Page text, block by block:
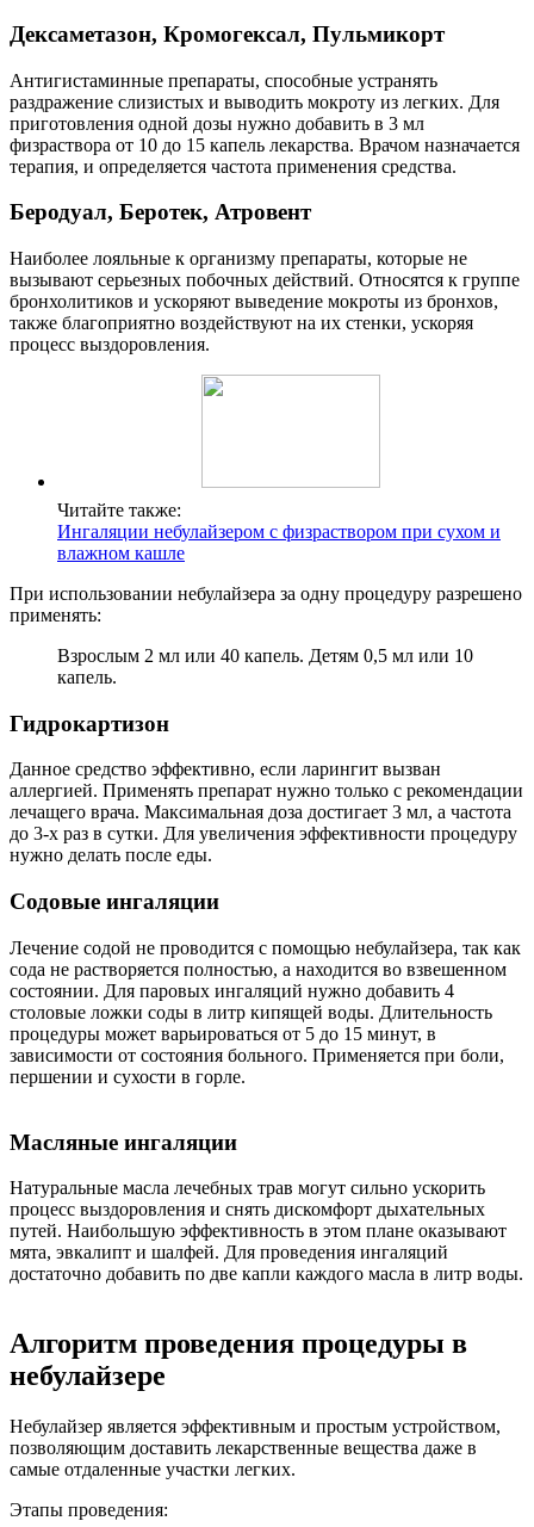
Дексаметазон, Кромогексал, Пульмикорт
Антигистаминные препараты, способные устранять
раздражение слизистых и выводить мокроту из легких. Для
приготовления одной дозы нужно добавить в 3 мл
физраствора от 10 до 15 капель лекарства. Врачом назначается
терапия, и определяется частота применения средства.
Беродуал, Беротек, Атровент
Наиболее лояльные к организму препараты, которые не
вызывают серьезных побочных действий. Относятся к группе
бронхолитиков и ускоряют выведение мокроты из бронхов,
также благоприятно воздействуют на их стенки, ускоряя
процесс выздоровления.
Читайте также:
Ингаляции небулайзером с физраствором при сухом и
влажном кашле
При использовании небулайзера за одну процедуру разрешено
применять:
Взрослым 2 мл или 40 капель. Детям 0,5 мл или 10
капель.
Гидрокартизон
Данное средство эффективно, если ларингит вызван
аллергией. Применять препарат нужно только с рекомендации
лечащего врача. Максимальная доза достигает 3 мл, а частота
до 3-х раз в сутки. Для увеличения эффективности процедуру
нужно делать после еды.
Содовые ингаляции
Лечение содой не проводится с помощью небулайзера, так как
сода не растворяется полностью, а находится во взвешенном
состоянии. Для паровых ингаляций нужно добавить 4
столовые ложки соды в литр кипящей воды. Длительность
процедуры может варьироваться от 5 до 15 минут, в
зависимости от состояния больного. Применяется при боли,
першении и сухости в горле.
Масляные ингаляции
Натуральные масла лечебных трав могут сильно ускорить
процесс выздоровления и снять дискомфорт дыхательных
путей. Наибольшую эффективность в этом плане оказывают
мята, эвкалипт и шалфей. Для проведения ингаляций
достаточно добавить по две капли каждого масла в литр воды.
Алгоритм проведения процедуры в
небулайзере
Небулайзер является эффективным и простым устройством,
позволяющим доставить лекарственные вещества даже в
самые отдаленные участки легких.
Этапы проведения: